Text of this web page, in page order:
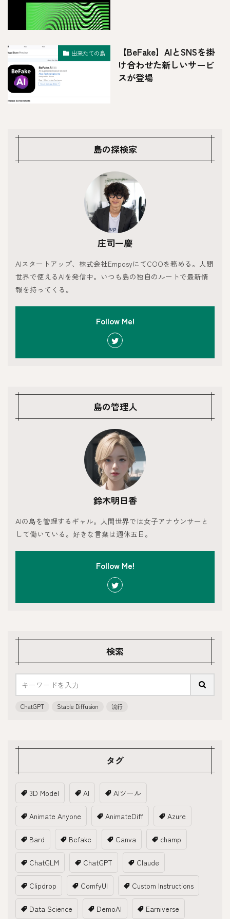
出来たての島
【BeFake】AIとSNSを掛
け合わせた新しいサービ
スが登場
島の探検家
庄司一慶
AIスタートアップ、株式会社EmposyにてCOOを務める。人間
世界で使えるAIを発信中。いつも島の独自のルートで最新情
報を持ってくる。
Follow Me!
島の管理人
鈴木明日香
AIの島を管理するギャル。人間世界では女子アナウンサーと
して働いている。好きな言葉は週休五日。
Follow Me!
検索
ChatGPT Stable Diffusion 流行
タグ
3D Model AI AIツール
Animate Anyone AnimateDiff Azure
Bard Befake Canva champ
ChatGLM ChatGPT Claude
Clipdrop ComfyUI Custom Instructions
Data Science DemoAI Earniverse